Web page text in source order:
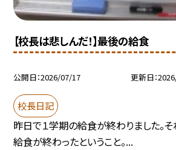
【校長は悲しんだ！】最後の給食
公開日 2026/07/17 更新日
校長日記
昨日で１学期の給食が終わりました。
給食が終わったということ。...